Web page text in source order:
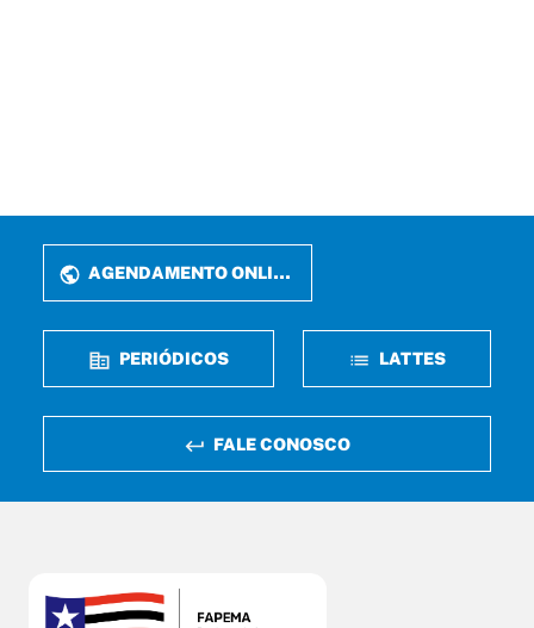
AGENDAMENTO ONLINE
PERIÓDICOS LATTES
FALE CONOSCO